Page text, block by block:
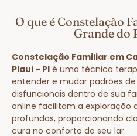
O que é Constelação
Grande do
Constelação Familiar em
Piauí - PI é uma técnica
entender e mudar padrões
disfuncionais dentro de sua
online facilitam a exploração
profundas, proporcionando
cura no conforto do seu lar.